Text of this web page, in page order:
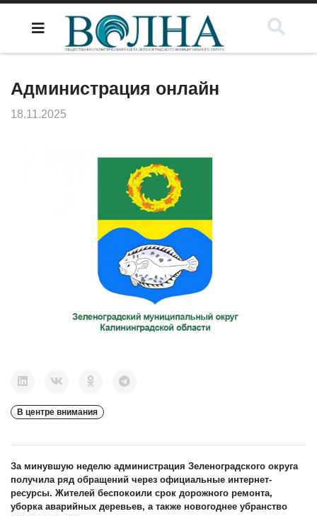
Администрация онлайн
18.11.2025
В центре внимания
За минувшую неделю администрация Зеленоградского округа
получила ряд обращений через официальные интернет-
ресурсы. Жителей беспокоили срок дорожного ремонта,
уборка аварийных деревьев, а также новогоднее убранство